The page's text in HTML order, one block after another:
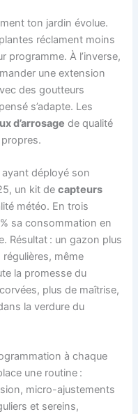
ton jardin évolue.
réclament moins
programme. À l’inverse,
une extension
des goutteurs
s’adapte. Les
d’arrosage de qualité
déployé son
un kit decapteurs
météo. En trois
sa consommation en
Résultat : un gazon plus
même
la promesse du
plus de maîtrise,
la verdure du
à chaque
une routine :
micro-ajustements
et sereins,